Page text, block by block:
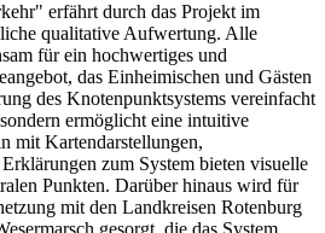
erfährt durch das Projekt im
qualitative Aufwertung. Alle
für ein hochwertiges und
das Einheimischen und Gästen
des Knotenpunktsystems vereinfacht
ermöglicht eine intuitive
mit Kartendarstellungen,
zum System bieten visuelle
Punkten. Darüber hinaus wird für
mit den Landkreisen Rotenburg
gesorgt, die das System